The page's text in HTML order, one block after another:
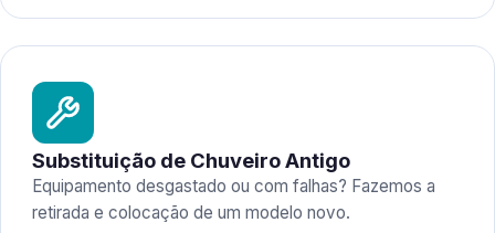
Substituição de Chuveiro Antigo
Equipamento desgastado ou com falhas? Fazemos a
retirada e colocação de um modelo novo.